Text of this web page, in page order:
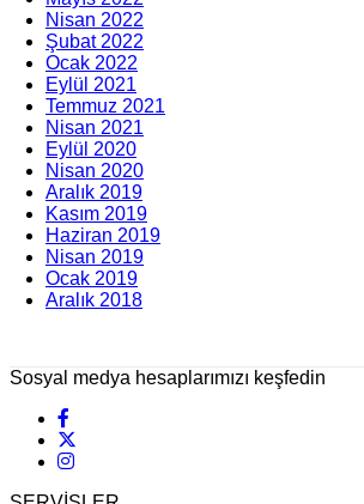
Nisan 2022
Şubat 2022
Ocak 2022
Eylül 2021
Temmuz 2021
Nisan 2021
Eylül 2020
Nisan 2020
Aralık 2019
Kasım 2019
Haziran 2019
Nisan 2019
Ocak 2019
Aralık 2018
Sosyal medya hesaplarımızı keşfedin